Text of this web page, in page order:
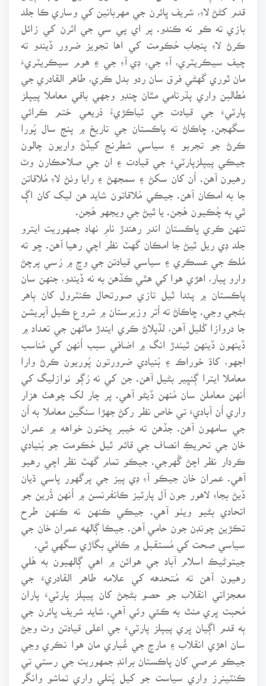
قدم کڻڻ لاءِ، شريف ڀائرن جي مهربانين کي وساري ڪا جلد
بازي ته ڪو نه ڪندو. پر اي پي سي جي اثرن کي زائل
ڪرڻ لاءِ پنجاب حُڪومت کي اها تجويز ضرور ڏيندو ته
چيف سيڪريٽري، آءِ جي، ڊي آءِ جي ۽ هوم سيڪريٽريءَ
مان ٿوري گهڻي فرق سان ردو بدل ڪري، طاهر القادري جي
مُطالبن واري پڌرنامي مٿان ڇنڊو وجهي باقي معاملا پيپلز
پارٽيءَ جي قيادت جي ٽياڪڙيءُ ذريعي ختم ڪرائي
سگهجن. ڇاڪاڻ ته پاڪستان جي تاريخ ۾ پنج سال پُورا
ڪرڻ جو تجربو ۽ سياسي شطرنج کيڏڻ واريون چالون
جيڪي پيپلزپارٽيءَ جي قيادت ۽ ان جي صلاحڪارن وٽ
رهيون آهن. اُن کان سکڻ ۽ سمجهڻ ۽ رايا وٺڻ لاءِ مُلاقاتن
جا به امڪان آهن. جيڪي مُلاقاتون شايد هن ليک کان اڳ
ٿي به چُڪيون هُجن. يا ٿيڻ جي ويجهو هُجن.
تنهن ڪري پاڪستان اندر رهندڙ نامِ نهاد جمهوريت ايترو
جلد ڊي ريل ٿيڻ جا امڪان گهٽ نظر اچي رهيا آهن. ڇو ته
مُلڪ جي عسڪري ۽ سياسي قيادتن جي وچ ۾ رُسي پرچڻ
وارو پيار، اهڙي هوا کي هٿي ڪڏهن به نه ڏيندو، جنهن سان
پاڪستان ۾ پئدا ٿيل تازي صورتحال ڪنٽرول کان ٻاهر
بڻجي وڃي. ڇاڪاڻ ته اُتر وزيرستان ۾ شروع ڪيل آپريشن
جا دروازا کُليل آهن، لڏپلاڻ ڪري ايندڙ ماڻهن جي تعداد ۾
ڏينهون ڏينهن ٿيندڙ انگ ۾ اضافي سبب اُنهن کي مُناسب
اجهو، کاڌ خوراڪ ۽ بُنيادي ضرورتون پُوريون ڪرڻ وارا
معاملا ايترا ڳنڀير بڻيل آهن. جن کي نه رُڳو نوازليگ کي
اُنهن معاملن سان مُنهن ڏيڻو آهي. پر چار لک چوهٺ هزار
واري اُن آباديءَ تي خاص نظر رکڻ جهڙا سنگين معاملا به اُن
جي سامهون آهن. جڏهن ته خيبر پختون خواهه ۾ عمران
خان جي تحريڪِ انصاف جي قائم ٿيل حُڪومت جو بُنيادي
ڪردار نظر اچڻ گُهرجي. جيڪو تمام گهٽ نظر اچي رهيو
آهي. عمران خان جيڪو آءِ ڊي پيز جي پرگهور پاسي ڌيان
ڏيڻ بجاءِ لاهور جون آل پارٽيز ڪانفرنسن ۾ اُنهن ڌُرين جو
اتحادي بڻيو ويٺو آهي. جيڪي ڪنهن نه ڪنهن طرح
تڪڙين چونڊن جون حامي آهن. جيڪا ڳالهه عمران خان جي
سياسي صحت کي مُستقبل ۾ ڪافي بگاڙي سگهي ٿي.
جيتوڻيڪ اسلام آباد جي هوائن ۾ اهي ڳالهيون به هُلي
رهيون آهن ته مُتحدهه کي علامه طاهر القادريءَ جي
معجزاتي انقلاب جو حصو بڻجڻ کان پيپلز پارٽيءَ پاران
مُحبت ڀري منٿ به ڪئي وئي آهي. شايد شريف ڀائرن جي
ٻه قدم اڳيان ڀري پيپلز پارٽيءَ جي اعلى قيادتن وٽ وڃڻ
سان اهڙي انقلاب ۽ مارچ جي غُباري مان هوا نڪري وڃي
جيڪو عرصي کان پاڪستان برانڊ جمهوريت جي رستي تي
ڪنٽينرز واري سياست جو کيل پُتلي واري تماشو وانگر